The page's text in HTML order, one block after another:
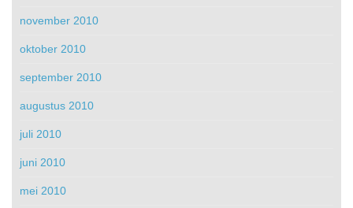
november 2010
oktober 2010
september 2010
augustus 2010
juli 2010
juni 2010
mei 2010